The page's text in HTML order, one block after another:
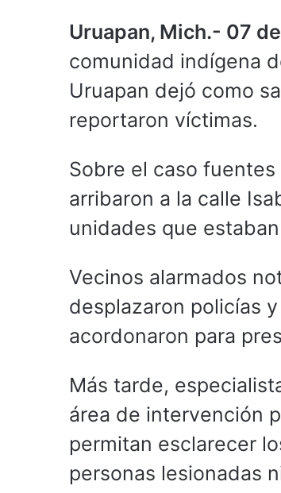
Uruapan, Mich.- 07
comunidad indígena
Uruapan dejó como
reportaron víctimas.
Sobre el caso
arribaron a la calle
unidades que
Vecinos alarmados
desplazaron policías
acordonaron para
Más tarde,
área de intervención
permitan esclarecer
personas lesionadas